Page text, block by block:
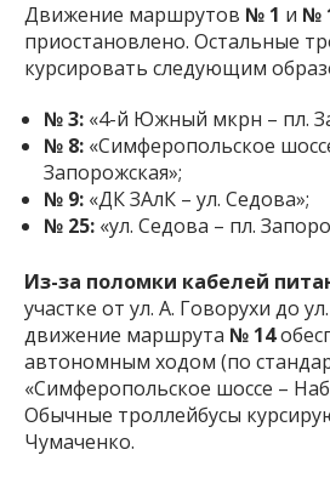
Движение маршрутов № 1 и №
приостановлено. Остальные
курсировать следующим
№ 3: «4-й Южный мкрн – пл.
№ 8: «Симферопольское
Запорожская»;
№ 9: «ДК ЗАлК – ул. Седова»;
№ 25: «ул. Седова – пл.
Из-за поломки кабелей
участке от ул. А. Говорухи до
движение маршрута № 14
автономным ходом (по
«Симферопольское шоссе –
Обычные троллейбусы
Чумаченко.